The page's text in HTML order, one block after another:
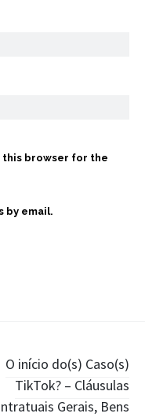
this browser for the
by email.
O início do(s) Caso(s)
TikTok? – Cláusulas
Gerais, Bens